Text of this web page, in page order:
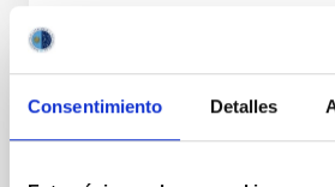
Consentimiento Detalles
Eslovaquia, España y la